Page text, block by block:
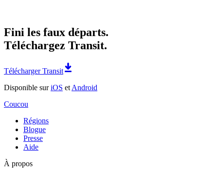
Fini les faux départs.
Téléchargez Transit.
Télécharger Transit
Disponible suriOS et Android
Coucou
Régions
Blogue
Presse
Aide
À propos